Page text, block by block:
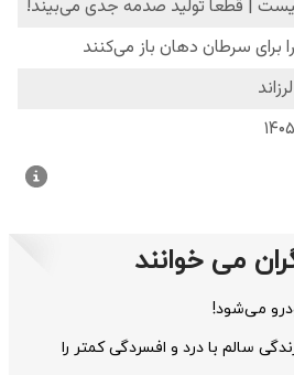
می خوانند
می‌شود!
سالم با درد و افسردگی کمتر را